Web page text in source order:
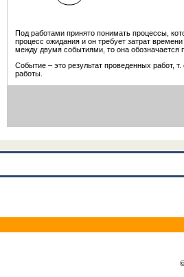
Под работами принято понимать процессы,
процесс ожидания и он требует затрат
между двумя событиями, то она обозначается
Событие – это результат проведенных работ,
работы.